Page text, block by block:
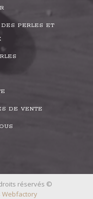
PERLES ET
DE VENTE
réservés ©
Webfactory